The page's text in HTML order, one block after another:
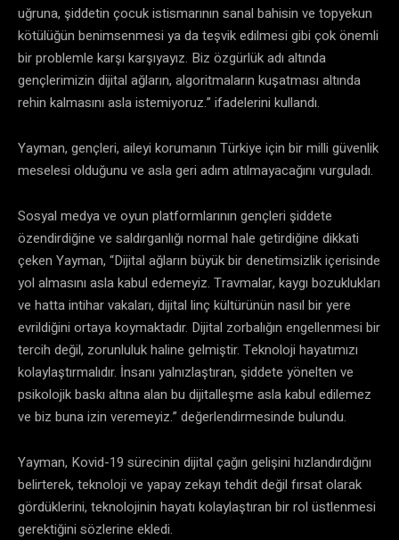
uğruna, şiddetin çocuk istismarının sanal bahisin ve topyekun
kötülüğün benimsenmesi ya da teşvik edilmesi gibi çok önemli
bir problemle karşı karşıyayız. Biz özgürlük adı altında
gençlerimizin dijital ağların, algoritmaların kuşatması altında
rehin kalmasını asla istemiyoruz.” ifadelerini kullandı.
Yayman, gençleri, aileyi korumanın Türkiye için bir milli güvenlik
meselesi olduğunu ve asla geri adım atılmayacağını vurguladı.
Sosyal medya ve oyun platformlarının gençleri şiddete
özendirdiğine ve saldırganlığı normal hale getirdiğine dikkati
çeken Yayman, “Dijital ağların büyük bir denetimsizlik içerisinde
yol almasını asla kabul edemeyiz. Travmalar, kaygı bozuklukları
ve hatta intihar vakaları, dijital linç kültürünün nasıl bir yere
evrildiğini ortaya koymaktadır. Dijital zorbalığın engellenmesi bir
tercih değil, zorunluluk haline gelmiştir. Teknoloji hayatımızı
kolaylaştırmalıdır. İnsanı yalnızlaştıran, şiddete yönelten ve
psikolojik baskı altına alan bu dijitalleşme asla kabul edilemez
ve biz buna izin veremeyiz.” değerlendirmesinde bulundu.
Yayman, Kovid-19 sürecinin dijital çağın gelişini hızlandırdığını
belirterek, teknoloji ve yapay zekayı tehdit değil fırsat olarak
gördüklerini, teknolojinin hayatı kolaylaştıran bir rol üstlenmesi
gerektiğini sözlerine ekledi.